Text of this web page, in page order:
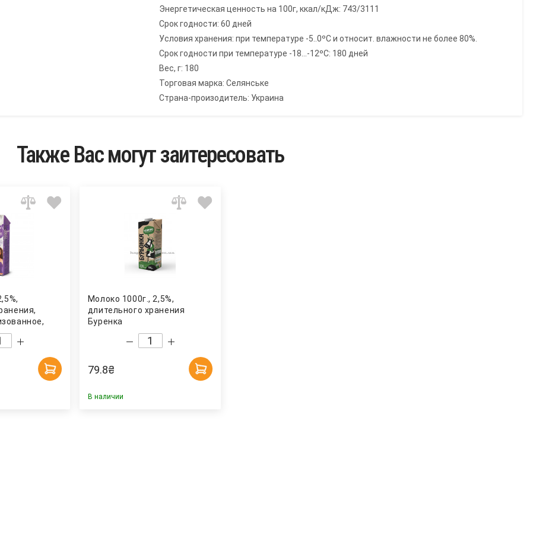
Энергетическая ценность на 100г, ккал/кДж: 743/3111
Срок годности: 60 дней
Условия хранения: при температуре -5..0ºC и относит. влажности не более 80%.
Срок годности при температуре -18...-12ºC: 180 дней
Вес, г: 180
Торговая марка: Селянське
Страна-произодитель: Украина
Также Вас могут заитересовать
здоровье
Молоко 1000г., 2,5%,
длительного хранения
Буренка
79.8₴
В наличии